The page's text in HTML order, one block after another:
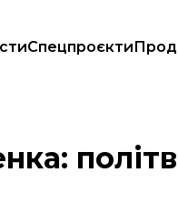
Спецпроєкти